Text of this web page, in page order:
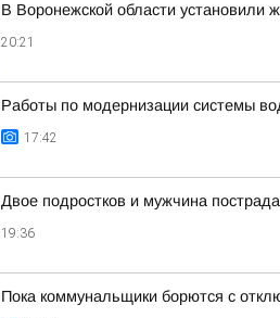
В Воронежской области установили
20:21
Работы по модернизации системы
17:42
Двое подростков и мужчина
19:36
Пока коммунальщики борются с